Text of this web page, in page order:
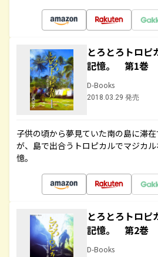
とろとろトロ
記憶。 第1巻
D-Books
2018.03.29 発売
子供の頃から夢見ていた南の島に滞
が、島で出合うトロピカルでマジカ
憶。
とろとろトロ
記憶。 第2巻
D-Books